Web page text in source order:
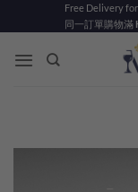
to
content
Free Delivery for
同一訂單購物滿